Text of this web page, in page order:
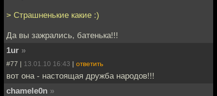
> Страшненькие какие :)
Да вы зажрались, батенька!!!
1ur »
#77 | 13.01.10 16:43 | ответить
вот она - настоящая дружба народов!!!
chamele0n »